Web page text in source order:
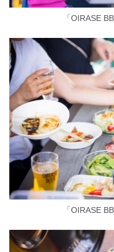
「OIRASE
「OIRASE